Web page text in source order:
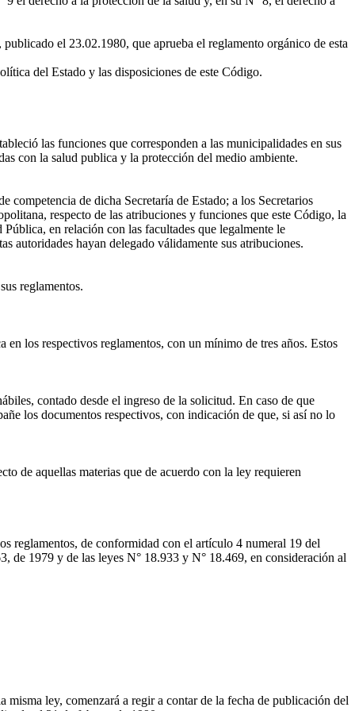
el 23.02.1980, que aprueba el reglamento orgánico de esta
del Estado y las disposiciones de este Código.
las funciones que corresponden a las municipalidades en sus
con la salud publica y la protección del medio ambiente.
competencia de dicha Secretaría de Estado; a los Secretarios
respecto de las atribuciones y funciones que este Código, la
en relación con las facultades que legalmente le
autoridades hayan delegado válidamente sus atribuciones.
reglamentos.
en los respectivos reglamentos, con un mínimo de tres años. Estos
contado desde el ingreso de la solicitud. En caso de que
los documentos respectivos, con indicación de que, si así no lo
de aquellas materias que de acuerdo con la ley requieren
reglamentos, de conformidad con el artículo 4 numeral 19 del
de 1979 y de las leyes N° 18.933 y N° 18.469, en consideración al
ley, comenzará a regir a contar de la fecha de publicación del